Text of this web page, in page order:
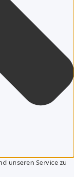
unseren Service zu